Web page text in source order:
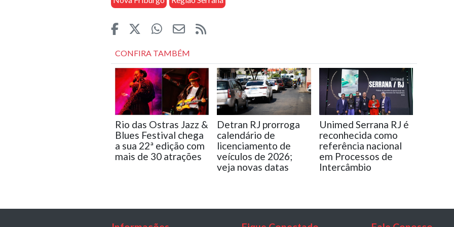
CONFIRA TAMBÉM
Rio das Ostras Jazz &
Blues Festival chega
a sua 22ª edição com
mais de 30 atrações
Detran RJ prorroga
calendário de
licenciamento de
veículos de 2026;
veja novas datas
Unimed Serrana RJ é
reconhecida como
referência nacional
em Processos de
Intercâmbio